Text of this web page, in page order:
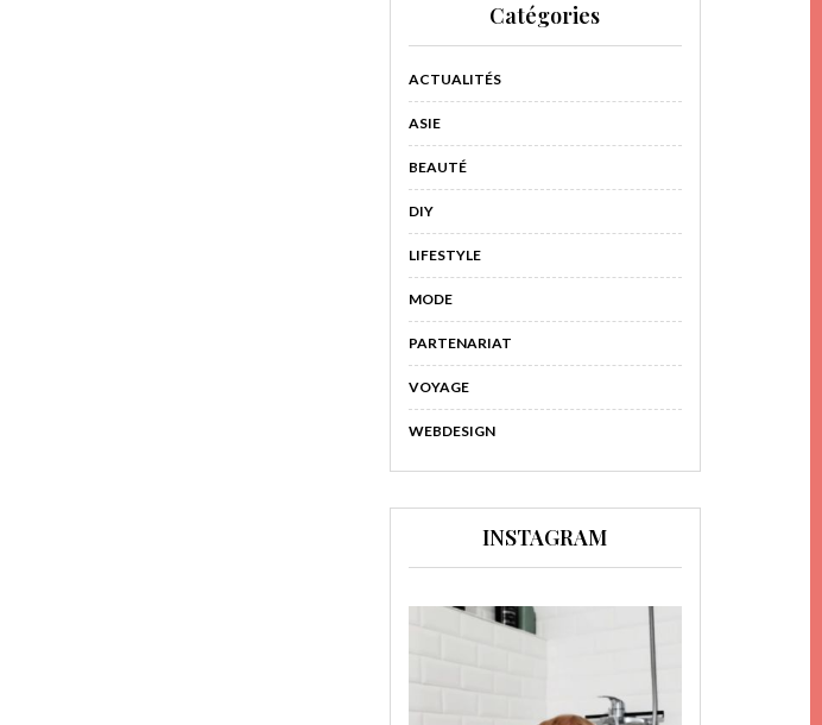
Catégories
ACTUALITÉS
ASIE
BEAUTÉ
DIY
LIFESTYLE
MODE
PARTENARIAT
VOYAGE
WEBDESIGN
INSTAGRAM